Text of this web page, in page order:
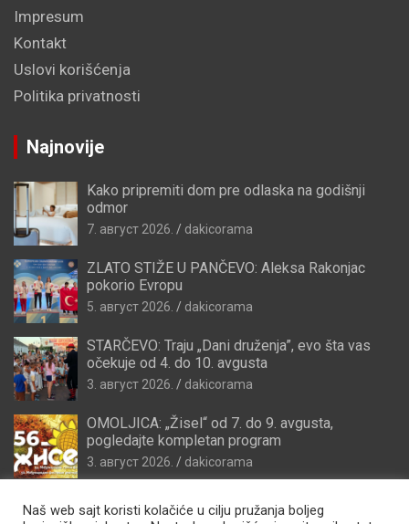
Impresum
Kontakt
Uslovi korišćenja
Politika privatnosti
Najnovije
Kako pripremiti dom pre odlaska na godišnji
odmor
7. август 2026. dakicorama
ZLATO STIŽE U PANČEVO: Aleksa Rakonjac
pokorio Evropu
5. август 2026. dakicorama
STARČEVO: Traju „Dani druženja”, evo šta vas
očekuje od 4. do 10. avgusta
3. август 2026. dakicorama
OMOLJICA: „Žisel“ od 7. do 9. avgusta,
pogledajte kompletan program
3. август 2026. dakicorama
Naš web sajt koristi kolačiće u cilju pružanja boljeg